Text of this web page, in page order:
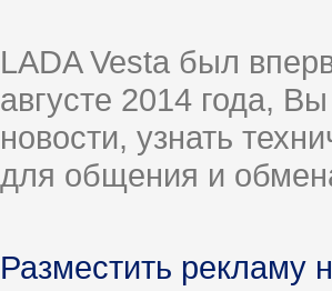
LADA Vesta был
августе 2014 года,
новости, узнать
для общения и
Разместить рекламу